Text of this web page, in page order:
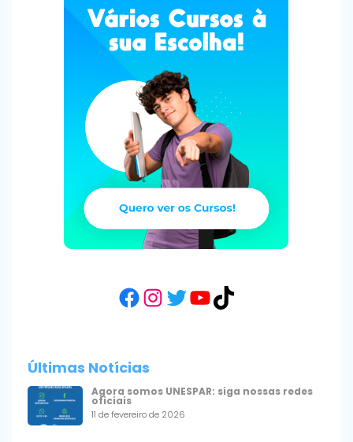
Facebook
Instagram
Twitter
YouTube
TikTok
Últimas Notícias
Agora somos UNESPAR: siga nossas redes
oficiais
11 de fevereiro de 2026